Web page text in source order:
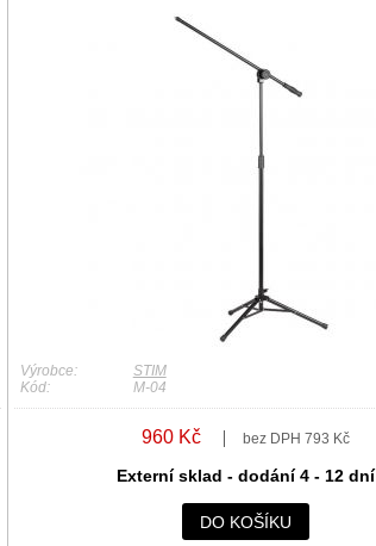
Výrobce:
STIM
Kód:
M-04
960 Kč bez DPH 793 Kč
Externí sklad - dodání 4 - 12 dní
DO KOŠÍKU